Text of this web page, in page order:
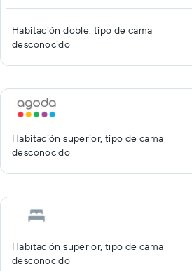
Habitación doble, tipo de cama
desconocido
Habitación superior, tipo de cama
desconocido
Habitación superior, tipo de cama
desconocido